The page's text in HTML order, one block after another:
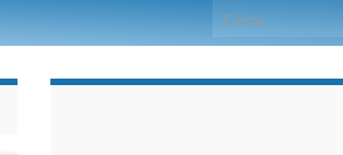
Search for: